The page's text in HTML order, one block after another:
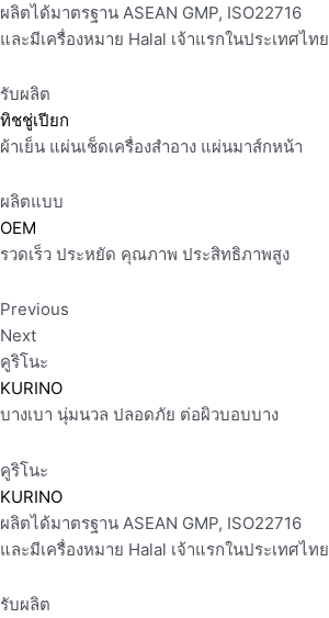
ผลิตได้มาตรฐาน ASEAN GMP, ISO22716
และมีเครื่องหมาย Halal เจ้าแรกในประเทศไทย
รับผลิต
ทิชชู่เปียก
ผ้าเย็น แผ่นเช็ดเครื่องสำอาง แผ่นมาส์กหน้า
ผลิตแบบ
OEM
รวดเร็ว ประหยัด คุณภาพ ประสิทธิภาพสูง
Previous
Next
คูริโนะ
KURINO
บางเบา นุ่มนวล ปลอดภัย ต่อผิวบอบบาง
คูริโนะ
KURINO
ผลิตได้มาตรฐาน ASEAN GMP, ISO22716
และมีเครื่องหมาย Halal เจ้าแรกในประเทศไทย
รับผลิต